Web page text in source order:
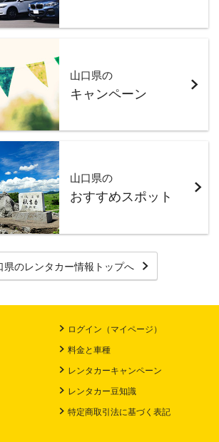
山口県の
キャンペーン
山口県の
おすすめスポット
県のレンタカー情報トップへ
ログイン（マイページ）
料金と車種
レンタカーキャンペーン
レンタカー豆知識
特定商取引法に基づく表記